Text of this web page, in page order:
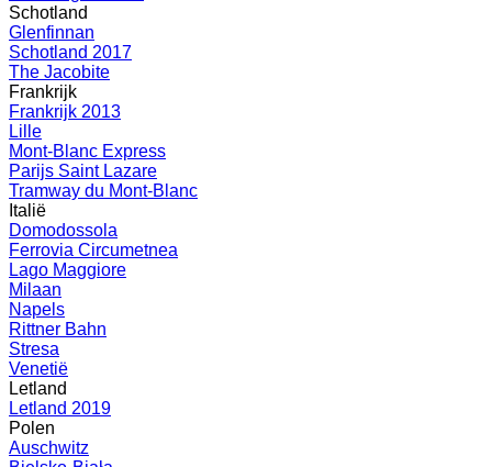
Schotland
Glenfinnan
Schotland 2017
The Jacobite
Frankrijk
Frankrijk 2013
Lille
Mont-Blanc Express
Parijs Saint Lazare
Tramway du Mont-Blanc
Italië
Domodossola
Ferrovia Circumetnea
Lago Maggiore
Milaan
Napels
Rittner Bahn
Stresa
Venetië
Letland
Letland 2019
Polen
Auschwitz